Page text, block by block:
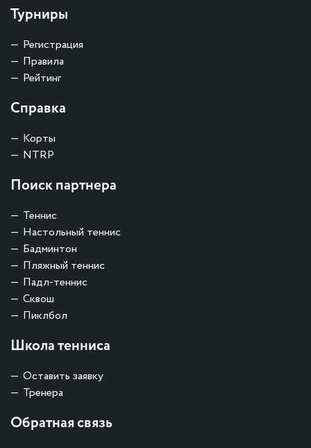
Турниры
Регистрация
Правила
Рейтинг
Справка
Корты
NTRP
Поиск партнера
Теннис
Настольный теннис
Бадминтон
Пляжный теннис
Падл-теннис
Сквош
Пиклбол
Школа тенниса
Оставить заявку
Тренера
Обратная связь